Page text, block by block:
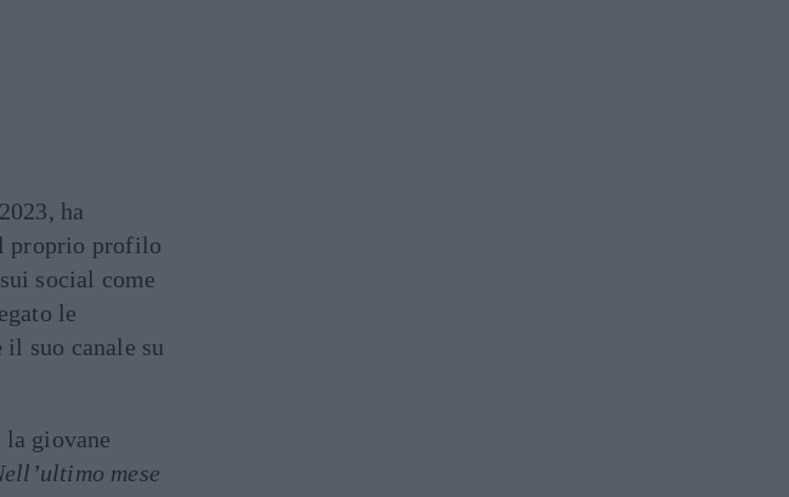
ha
proprio profilo
social come
le
il suo canale su
la giovane
mese